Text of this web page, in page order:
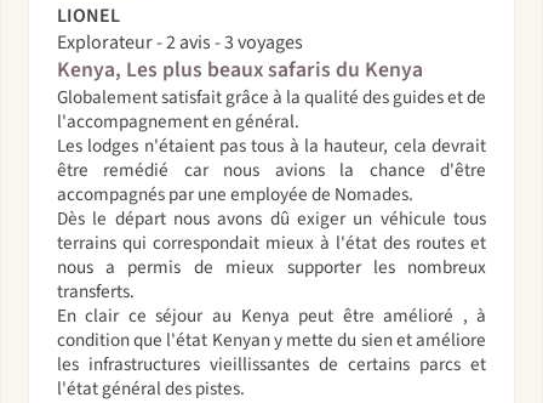
LIONEL
Explorateur - 2 avis - 3 voyages
Kenya, Les plus beaux safaris du Kenya
Globalement satisfait grâce à la qualité des guides et de
l'accompagnement en général.
Les lodges n'étaient pas tous à la hauteur, cela devrait
être remédié car nous avions la chance d'être
accompagnés par une employée de Nomades.
Dès le départ nous avons dû exiger un véhicule tous
terrains qui correspondait mieux à l'état des routes et
nous a permis de mieux supporter les nombreux
transferts.
En clair ce séjour au Kenya peut être amélioré , à
condition que l'état Kenyan y mette du sien et améliore
les infrastructures vieillissantes de certains parcs et
l'état général des pistes.